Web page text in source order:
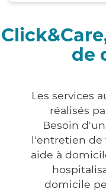
de
Les services
réalisés
Besoin
l'entretien de
aide à
domicile